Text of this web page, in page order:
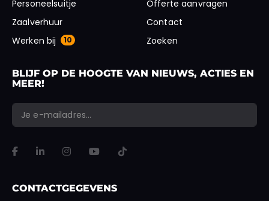
Personeelsuitje
Zaalverhuur
Werken bij
10
Offerte aanvragen
Contact
Zoeken
BLIJF OP DE HOOGTE VAN NIEUWS, ACTIES EN
MEER!
"*
LinkedIn
Dit veld is bedoeld voor validatiedoeleinden en moet niet worden
E-mailadres *
CONTACTGEGEVENS